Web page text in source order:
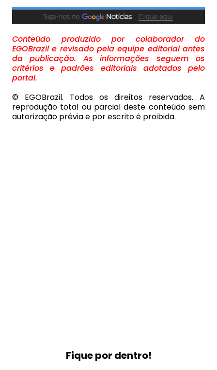
Conteúdo produzido por colaborador do
EGOBrazil e revisado pela equipe editorial antes
da publicação. As informações seguem os
critérios e padrões editoriais adotados pelo
portal.
© EGOBrazil. Todos os direitos reservados. A
reprodução total ou parcial deste conteúdo sem
autorização prévia e por escrito é proibida.
Fique por dentro!